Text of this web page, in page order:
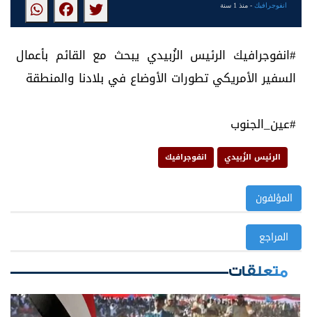
انفوجرافيك- منذ 1 سنة
#انفوجرافيك الرئيس الزُبيدي يبحث مع القائم بأعمال
السفير الأمريكي تطورات الأوضاع في بلادنا والمنطقة
#عين_الجنوب
الرئيس الزُبيدي انفوجرافيك
المؤلفون
المراجع
متعلقات